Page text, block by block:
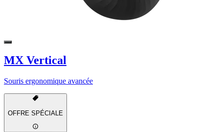
MX Vertical
Souris ergonomique avancée
OFFRE SPÉCIALE